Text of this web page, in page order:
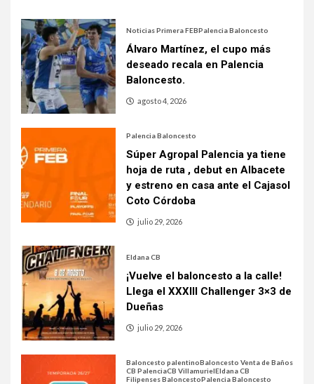
Noticias Primera FEBPalencia Baloncesto
Álvaro Martínez, el cupo más
deseado recala en Palencia
Baloncesto.
agosto 4, 2026
Palencia Baloncesto
Súper Agropal Palencia ya tiene
hoja de ruta , debut en Albacete
y estreno en casa ante el Cajasol
Coto Córdoba
julio 29, 2026
Eldana CB
¡Vuelve el baloncesto a la calle!
Llega el XXXIII Challenger 3×3 de
Dueñas
julio 29, 2026
Baloncesto palentinoBaloncesto Venta de Baños
CB PalenciaCB VillamurielEldana CB
Filipenses BaloncestoPalencia Baloncesto